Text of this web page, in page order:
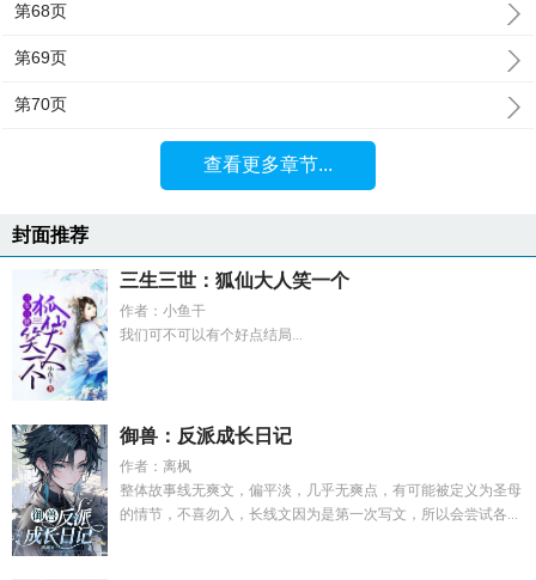
第68页
第69页
第70页
查看更多章节...
封面推荐
三生三世：狐仙大人笑一个
作者：小鱼干
我们可不可以有个好点结局...
御兽：反派成长日记
作者：离枫
整体故事线无爽文，偏平淡，几乎无爽点，有可能被定义为圣母
的情节，不喜勿入，长线文因为是第一次写文，所以会尝试各...